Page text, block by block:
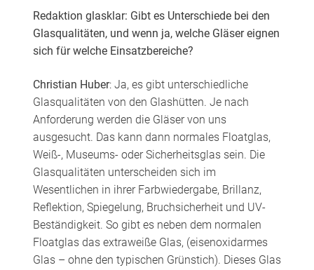
Redaktion glasklar: Gibt es Unterschiede bei den
Glasqualitäten, und wenn ja, welche Gläser eignen
sich für welche Einsatzbereiche?
Christian Huber: Ja, es gibt unterschiedliche
Glasqualitäten von den Glashütten. Je nach
Anforderung werden die Gläser von uns
ausgesucht. Das kann dann normales Floatglas,
Weiß-, Museums- oder Sicherheitsglas sein. Die
Glasqualitäten unterscheiden sich im
Wesentlichen in ihrer Farbwiedergabe, Brillanz,
Reflektion, Spiegelung, Bruchsicherheit und UV-
Beständigkeit. So gibt es neben dem normalen
Floatglas das extraweiße Glas, (eisenoxidarmes
Glas – ohne den typischen Grünstich). Dieses Glas